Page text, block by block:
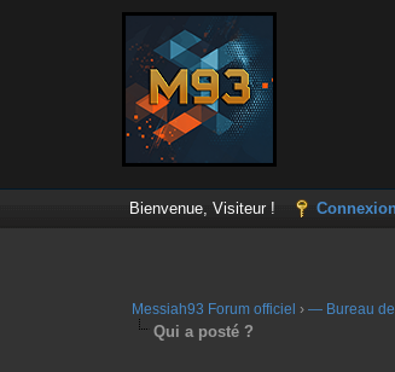
Bienvenue, Visiteur ! Connexion
Messiah93 Forum officiel ›— Bureau
Qui a posté ?